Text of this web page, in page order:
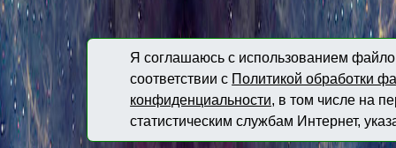
Я соглашаюсь с использованием
соответствии с Политикой обработки
конфиденциальности, в том числе на
статистическим службам Интернет,